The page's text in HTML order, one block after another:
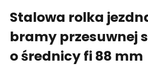
Stalowa rolka
bramy przesuwnej
o średnicy fi 88 mm